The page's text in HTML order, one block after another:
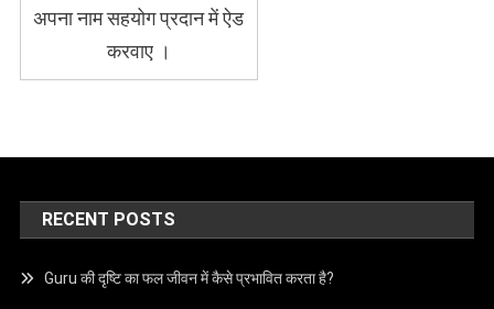
अपना नाम सहयोग प्रदान में ऐड
करवाए ।
RECENT POSTS
Guru की दृष्टि का फल जीवन में कैसे प्रभावित करता है?